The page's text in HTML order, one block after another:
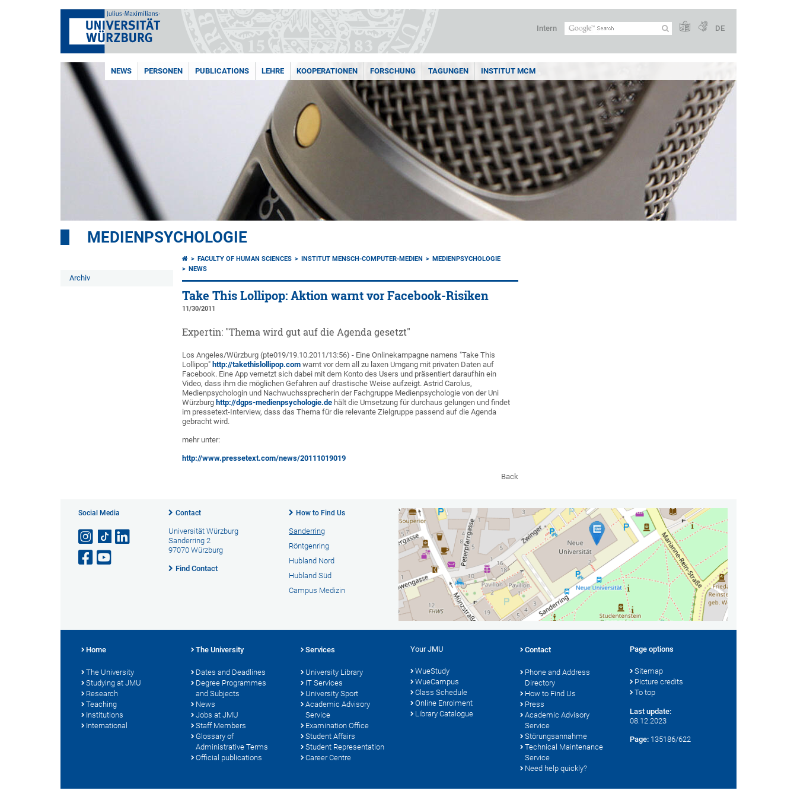
Intern DE
NEWS PERSONEN PUBLICATIONS LEHRE KOOPERATIONEN FORSCHUNG TAGUNGEN INSTITUT MCM
MEDIENPSYCHOLOGIE
Archiv
FACULTY OF HUMAN SCIENCES INSTITUT MENSCH-COMPUTER-MEDIEN
MEDIENPSYCHOLOGIE
NEWS
Take This Lollipop: Aktion warnt vor Facebook-Risiken
11/30/2011
Expertin: "Thema wird gut auf die Agenda gesetzt"
Los Angeles/Würzburg (pte019/19.10.2011/13:56) - Eine Onlinekampagne namens "Take This
Lollipop" http://takethislollipop.com warnt vor dem all zu laxen Umgang mit privaten Daten auf
Facebook. Eine App vernetzt sich dabei mit dem Konto des Users und präsentiert daraufhin ein
Video, dass ihm die möglichen Gefahren auf drastische Weise aufzeigt. Astrid Carolus,
Medienpsychologin und Nachwuchssprecherin der Fachgruppe Medienpsychologie von der Uni
Würzburg http://dgps-medienpsychologie.de hält die Umsetzung für durchaus gelungen und findet
im pressetext-Interview, dass das Thema für die relevante Zielgruppe passend auf die Agenda
gebracht wird.
mehr unter:
http://www.pressetext.com/news/20111019019
Back
Social Media Contact
Universität Würzburg
Sanderring 2
97070 Würzburg
Find Contact
How to Find Us
Sanderring
Röntgenring
Hubland Nord
Hubland Süd
Campus Medizin
Home
The University
Studying at JMU
Research
Teaching
Institutions
International
The University
Dates and Deadlines
Degree Programmes
and Subjects
News
Jobs at JMU
Staff Members
Glossary of
Administrative Terms
Official publications
Services
University Library
IT Services
University Sport
Academic Advisory
Service
Examination Office
Student Affairs
Student Representation
Career Centre
Your JMU
WueStudy
WueCampus
Class Schedule
Online Enrolment
Library Catalogue
Contact
Phone and Address
Directory
How to Find Us
Press
Academic Advisory
Service
Störungsannahme
Technical Maintenance
Service
Need help quickly?
Page options
Sitemap
Picture credits
To top
Last update:
08.12.2023
Page: 135186/622